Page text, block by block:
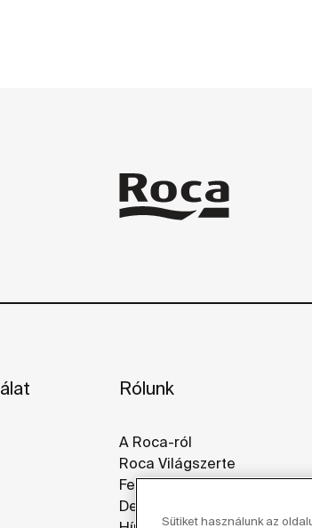
Rólunk
A Roca-ról
Roca Világszerte
Fenntarthatóság
Design És Innováció
Sütiket használunk az